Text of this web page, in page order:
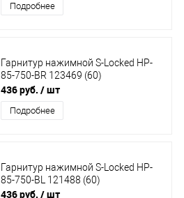
Подробнее
Гарнитур нажимной S-Locked HP-
85-750-BR 123469 (60)
436 руб. / шт
Подробнее
Гарнитур нажимной S-Locked HP-
85-750-BL 121488 (60)
436 руб. / шт